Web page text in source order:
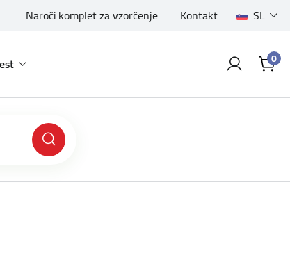
Naroči komplet za vzorčenje Kontakt SL
0